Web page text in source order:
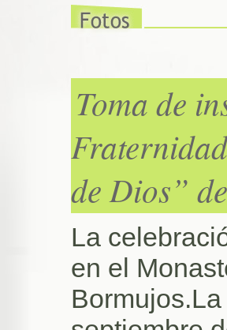
Toma de
de Dios”
La
en el